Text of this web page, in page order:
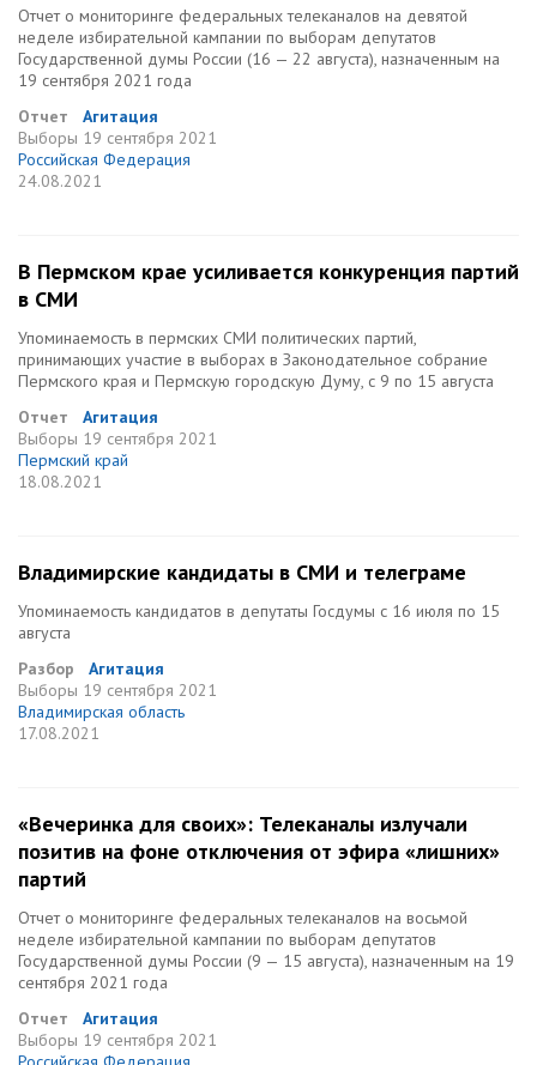
Отчет о мониторинге федеральных телеканалов на девятой
неделе избирательной кампании по выборам депутатов
Государственной думы России (16 — 22 августа), назначенным на
19 сентября 2021 года
Отчет
Агитация
Выборы 19 сентября 2021
Российская Федерация
24.08.2021
В Пермском крае усиливается конкуренция партий
в СМИ
Упоминаемость в пермских СМИ политических партий,
принимающих участие в выборах в Законодательное собрание
Пермского края и Пермскую городскую Думу, с 9 по 15 августа
Отчет
Агитация
Выборы 19 сентября 2021
Пермский край
18.08.2021
Владимирские кандидаты в СМИ и телеграме
Упоминаемость кандидатов в депутаты Госдумы с 16 июля по 15
августа
Разбор
Агитация
Выборы 19 сентября 2021
Владимирская область
17.08.2021
«Вечеринка для своих»: Телеканалы излучали
позитив на фоне отключения от эфира «лишних»
партий
Отчет о мониторинге федеральных телеканалов на восьмой
неделе избирательной кампании по выборам депутатов
Государственной думы России (9 — 15 августа), назначенным на 19
сентября 2021 года
Отчет
Агитация
Выборы 19 сентября 2021